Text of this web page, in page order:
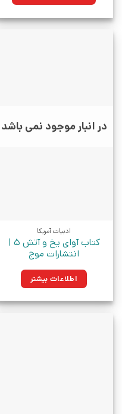
در انبار موجود نمی باشد
ادبیات آمریکا
کتاب آوای یخ و آتش 5 |
انتشارات موج
اطلاعات بیشتر